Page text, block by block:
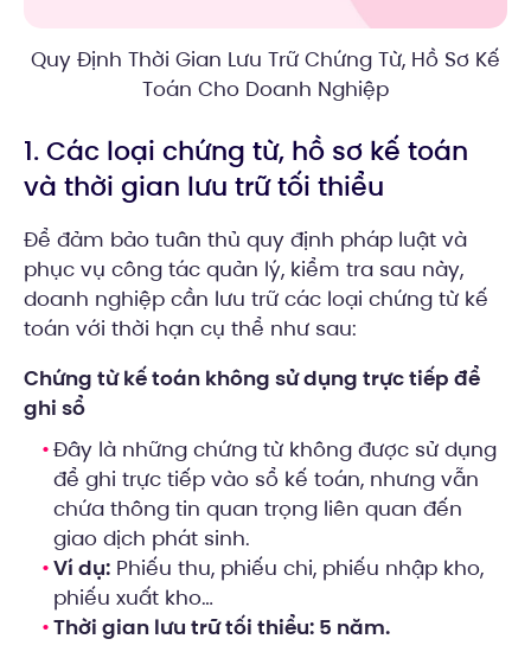
Quy Định Thời Gian Lưu Trữ Chứng Từ, Hồ Sơ Kế
Toán Cho Doanh Nghiệp
1. Các loại chứng từ, hồ sơ kế toán
và thời gian lưu trữ tối thiểu
Để đảm bảo tuân thủ quy định pháp luật và
phục vụ công tác quản lý, kiểm tra sau này,
doanh nghiệp cần lưu trữ các loại chứng từ kế
toán với thời hạn cụ thể như sau:
Chứng từ kế toán không sử dụng trực tiếp để
ghi sổ
Đây là những chứng từ không được sử dụng
để ghi trực tiếp vào sổ kế toán, nhưng vẫn
chứa thông tin quan trọng liên quan đến
giao dịch phát sinh.
Ví dụ: Phiếu thu, phiếu chi, phiếu nhập kho,
phiếu xuất kho…
Thời gian lưu trữ tối thiểu: 5 năm.